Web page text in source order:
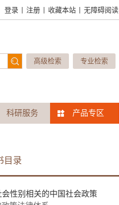
登录 | 注册 | 收藏本站 | 无障碍阅读
高级检索 专业检索
科研服务 产品专区
目录
性别相关的中国社会政策